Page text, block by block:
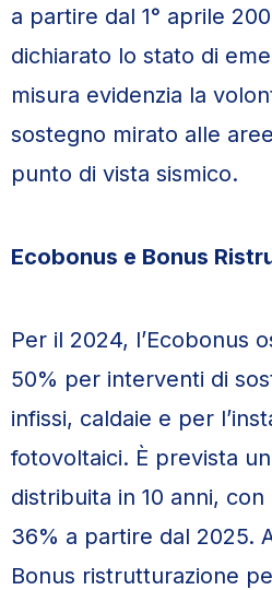
a partire dal 1° aprile
dichiarato lo stato di
misura evidenzia la
sostegno mirato alle
punto di vista sismico.
Ecobonus e Bonus
Per il 2024, l’Ecobonus
50% per interventi di
infissi, caldaie e per
fotovoltaici. È prevista
distribuita in 10 anni,
36% a partire dal 2025.
Bonus ristrutturazione